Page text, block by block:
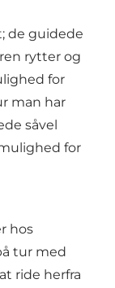
de guidede
rytter og
for
man har
såvel
for
hos
tur med
ride herfra